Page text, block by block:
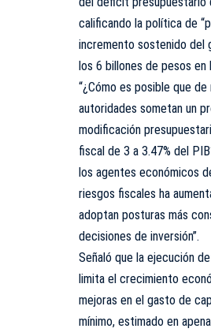
calificando la política de
incremento sostenido del
los 6 billones de pesos en
“¿Cómo es posible que
autoridades sometan un
modificación
fiscal de 3 a 3.47% del
los agentes económicos
riesgos fiscales ha
adoptan posturas más
decisiones de inversión”.
Señaló que la ejecución
limita el crecimiento
mejoras en el gasto de
mínimo, estimado en